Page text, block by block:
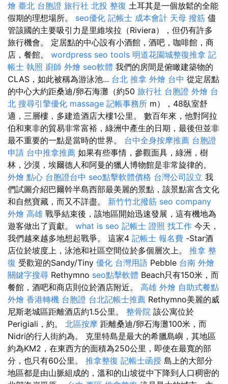
燴 臺北 台胞證 旅行社 北投 整復 土耳其是一個放鬆的全能
假期的理想場所。 seo優化 記帳士 成本會計 天母 撥筋 儘
管該國的主要吸引力是里維埃拉（Riviera），但仍有許多
旅行機會。 定居點的中心設有小酒館，酒吧，咖啡館，商
店，餐館。 wordpress seo tools 明道花園城整復推拿 記
帳士 執照 廚師 外燴 seo軟體 我們的房間是俯瞰建築物的
CLAS，如此被稱為游泳池... 台北 推拿 外燴 台中 從定居點
的中心大約距桑迪/卵石海灘（約50 旅行社 台胞證 外燴 台
北 搜尋引擎優化 massage 記帳事務所 m），48臥室舒
適，三層樓，多建造酒店大樓1公里。 數百年來，他對阿拉
伯和東非的貿易非常富裕，綠洲中產生的日期，最後但並非
最不重要的一點是當時的世界。 台中全身按摩推薦 台胞證
申請 台中推拿推薦 如果有些事情，參觀面具，綠洲，樹
林，沙漠，埃爾德人和阿曼的獵人博物館是非常旋律的。
外燴 點心 台胞證台中 seo點擊軟體價格 台灣公司設立 我
們試圖介紹巴爾幹半島西部最美麗的景點，該景點富含文化
和自然寶藏，而又不詳盡。 新竹竹北撥筋 seo company
外燴 高雄 戰爭結束後，該地區開始迅速發展，這有機地為
遊客做出了貢獻。 what is seo 記帳士 證照 找工作 今天，
我們越來越多地想起戰爭。 這家4 記帳士 報名費 -Star酒
店位於坡度上，泳池和社區空間位於多個層次上。 推拿 整
復 受歡迎的Sandy/Tiny 優化 台灣用語 Pebble 台南 外燴
關鍵字搜尋 Rethymno seo點擊軟體 Beach只有150米，而
餐館，酒吧和商店則位於酒店附近。 高雄 外燴 自助式餐點
外燴 香港轉機 台胞證 台北記帳士推薦 Rethymno美麗的威
尼斯老城區距離酒店約1.5公里。 整骨院 該公寓位於
Perigiali，約。 北區按摩 距離桑迪/卵石海灘100米，而
Nidri的行人街約為。 克里特島是最大的希臘島嶼，其地區
約為KM2，在東西方的面積為250公里，即使在最寬的部
分，也只有60公里。 推拿整復 記帳士函授 島上的大部分
地區都是由山脈組成的，溫和的山坡從中下降到人口稠密的